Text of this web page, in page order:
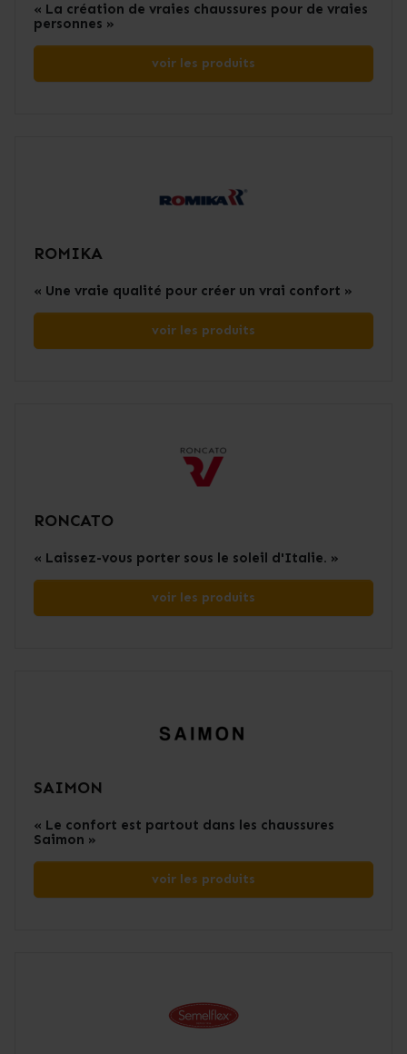
« La création de vraies chaussures pour de vraies
personnes »
voir les produits
ROMIKA
« Une vraie qualité pour créer un vrai confort »
voir les produits
RONCATO
« Laissez-vous porter sous le soleil d'Italie. »
voir les produits
SAIMON
« Le confort est partout dans les chaussures
Saimon »
voir les produits